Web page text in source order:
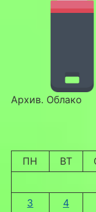
Архив. Облако
ПН ВТ
3
4